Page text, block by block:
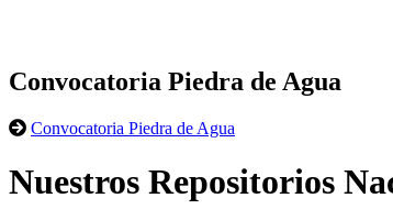
Convocatoria Piedra de Agua
Convocatoria Piedra de Agua
Nuestros Repositorios